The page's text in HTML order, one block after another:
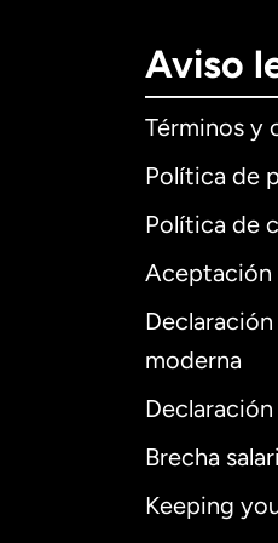
Aviso
Términos y
Política de
Política de
Aceptación
moderna
Brecha
Keeping